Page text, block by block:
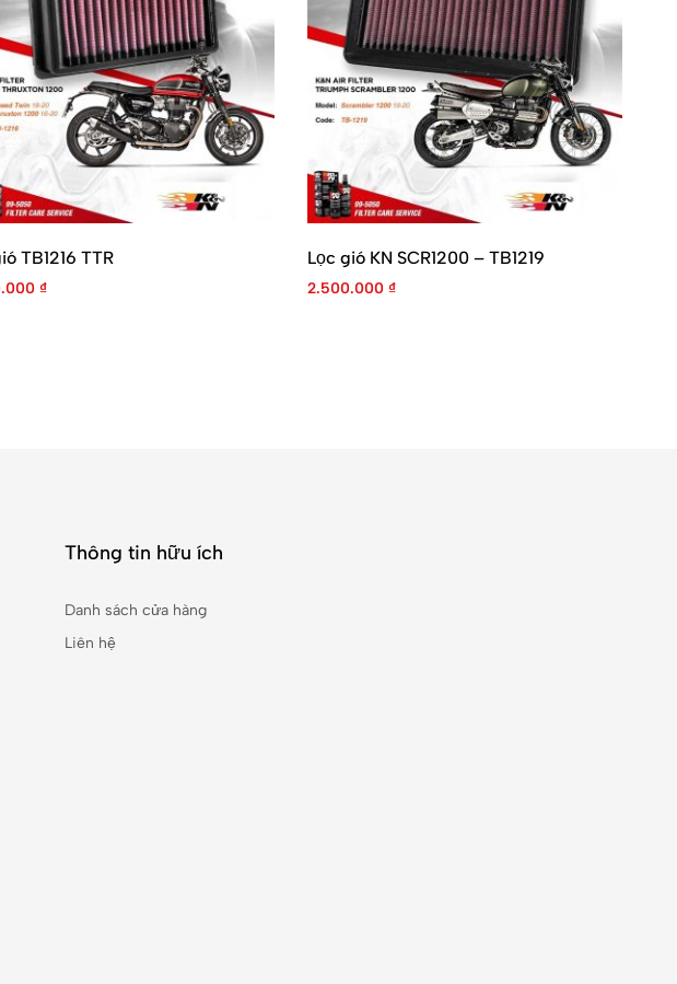
TB1216 TTR
₫
Lọc gió KN SCR1200 – TB1219
2.500.000 ₫
Thông tin hữu ích
Danh sách cửa hàng
Liên hệ